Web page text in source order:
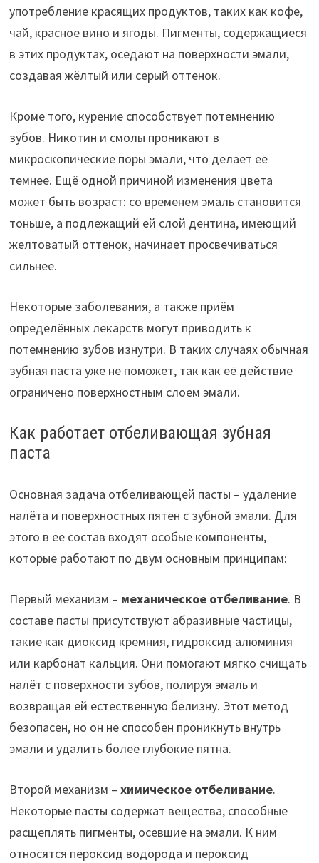
употребление красящих продуктов, таких как кофе,
чай, красное вино и ягоды. Пигменты, содержащиеся
в этих продуктах, оседают на поверхности эмали,
создавая жёлтый или серый оттенок.
Кроме того, курение способствует потемнению
зубов. Никотин и смолы проникают в
микроскопические поры эмали, что делает её
темнее. Ещё одной причиной изменения цвета
может быть возраст: со временем эмаль становится
тоньше, а подлежащий ей слой дентина, имеющий
желтоватый оттенок, начинает просвечиваться
сильнее.
Некоторые заболевания, а также приём
определённых лекарств могут приводить к
потемнению зубов изнутри. В таких случаях обычная
зубная паста уже не поможет, так как её действие
ограничено поверхностным слоем эмали.
Как работает отбеливающая зубная
паста
Основная задача отбеливающей пасты – удаление
налёта и поверхностных пятен с зубной эмали. Для
этого в её состав входят особые компоненты,
которые работают по двум основным принципам:
Первый механизм – механическое отбеливание. В
составе пасты присутствуют абразивные частицы,
такие как диоксид кремния, гидроксид алюминия
или карбонат кальция. Они помогают мягко счищать
налёт с поверхности зубов, полируя эмаль и
возвращая ей естественную белизну. Этот метод
безопасен, но он не способен проникнуть внутрь
эмали и удалить более глубокие пятна.
Второй механизм – химическое отбеливание.
Некоторые пасты содержат вещества, способные
расщеплять пигменты, осевшие на эмали. К ним
относятся пероксид водорода и пероксид